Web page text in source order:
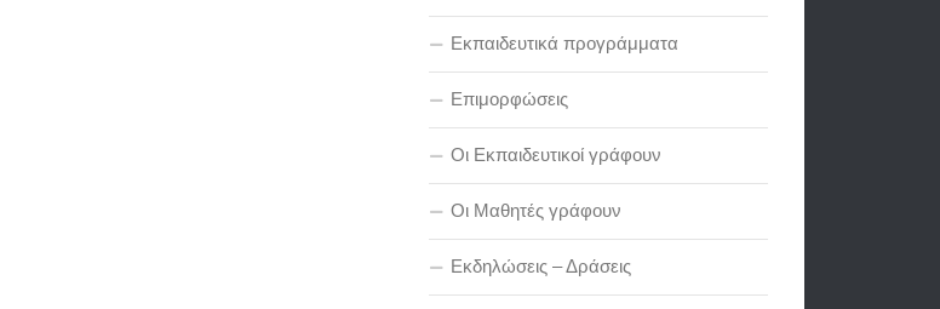
Εκπαιδευτικά προγράμματα
Επιμορφώσεις
Οι Εκπαιδευτικοί γράφουν
Οι Μαθητές γράφουν
Εκδηλώσεις – Δράσεις